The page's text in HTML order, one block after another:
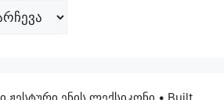
ენის ლექსიკონი • Built